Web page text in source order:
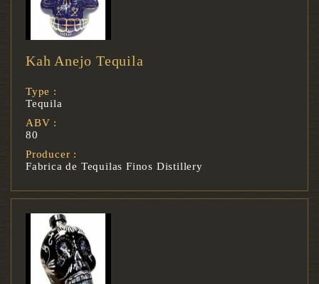
Kah Anejo Tequila
Type :
Tequila
ABV :
80
Producer :
Fabrica de Tequilas Finos Distillery